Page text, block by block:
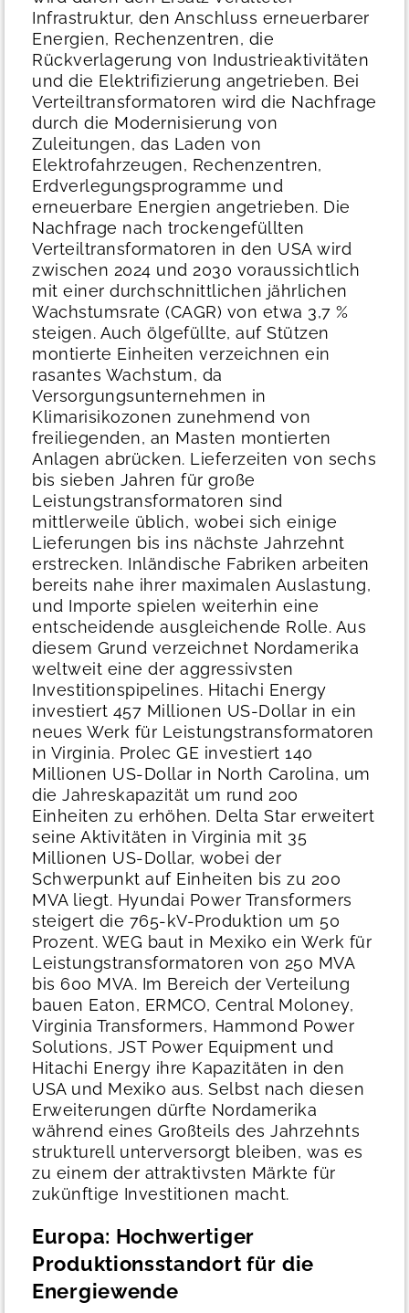
Infrastruktur, den Anschluss erneuerbarer
Energien, Rechenzentren, die
Rückverlagerung von Industrieaktivitäten
und die Elektrifizierung angetrieben. Bei
Verteiltransformatoren wird die Nachfrage
durch die Modernisierung von
Zuleitungen, das Laden von
Elektrofahrzeugen, Rechenzentren,
Erdverlegungsprogramme und
erneuerbare Energien angetrieben. Die
Nachfrage nach trockengefüllten
Verteiltransformatoren in den USA wird
zwischen 2024 und 2030 voraussichtlich
mit einer durchschnittlichen jährlichen
Wachstumsrate (CAGR) von etwa 3,7 %
steigen. Auch ölgefüllte, auf Stützen
montierte Einheiten verzeichnen ein
rasantes Wachstum, da
Versorgungsunternehmen in
Klimarisikozonen zunehmend von
freiliegenden, an Masten montierten
Anlagen abrücken. Lieferzeiten von sechs
bis sieben Jahren für große
Leistungstransformatoren sind
mittlerweile üblich, wobei sich einige
Lieferungen bis ins nächste Jahrzehnt
erstrecken. Inländische Fabriken arbeiten
bereits nahe ihrer maximalen Auslastung,
und Importe spielen weiterhin eine
entscheidende ausgleichende Rolle. Aus
diesem Grund verzeichnet Nordamerika
weltweit eine der aggressivsten
Investitionspipelines. Hitachi Energy
investiert 457 Millionen US-Dollar in ein
neues Werk für Leistungstransformatoren
in Virginia. Prolec GE investiert 140
Millionen US-Dollar in North Carolina, um
die Jahreskapazität um rund 200
Einheiten zu erhöhen. Delta Star erweitert
seine Aktivitäten in Virginia mit 35
Millionen US-Dollar, wobei der
Schwerpunkt auf Einheiten bis zu 200
MVA liegt. Hyundai Power Transformers
steigert die 765-kV-Produktion um 50
Prozent. WEG baut in Mexiko ein Werk für
Leistungstransformatoren von 250 MVA
bis 600 MVA. Im Bereich der Verteilung
bauen Eaton, ERMCO, Central Moloney,
Virginia Transformers, Hammond Power
Solutions, JST Power Equipment und
Hitachi Energy ihre Kapazitäten in den
USA und Mexiko aus. Selbst nach diesen
Erweiterungen dürfte Nordamerika
während eines Großteils des Jahrzehnts
strukturell unterversorgt bleiben, was es
zu einem der attraktivsten Märkte für
zukünftige Investitionen macht.
Europa: Hochwertiger
Produktionsstandort für die
Energiewende